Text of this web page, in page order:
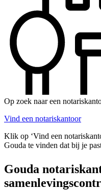
Op zoek naar een
Vind een notariskantoor
Klik op ‘Vind een
Gouda te vinden dat bij je
Gouda